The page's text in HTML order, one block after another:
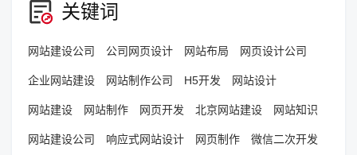
关键词
网站建设公司 公司网页设计 网站布局 网页设计公司
企业网站建设 网站制作公司 H5开发 网站设计
网站建设 网站制作 网页开发 北京网站建设 网站知识
网站建设公司 响应式网站设计 网页制作 微信二次开发